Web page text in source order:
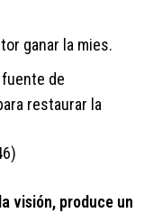
ganar la mies.
de
restaurar la
visión, produce un